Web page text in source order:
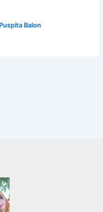
Puspita Balon